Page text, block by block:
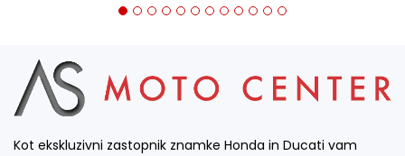
Kot ekskluzivni zastopnik znamke Honda in Ducati vam